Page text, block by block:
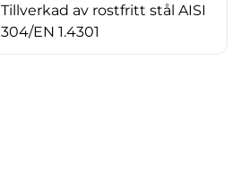
Tillverkad av rostfritt stål AISI
304/EN 1.4301